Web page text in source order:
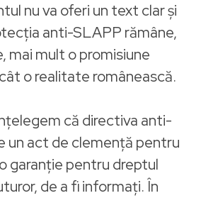
nu va oferi un text clar și
anti-SLAPP rămâne,
mai mult o promisiune
o realitate românească.
că directiva anti-
un act de clemență pentru
garanție pentru dreptul
de a fi informați. În